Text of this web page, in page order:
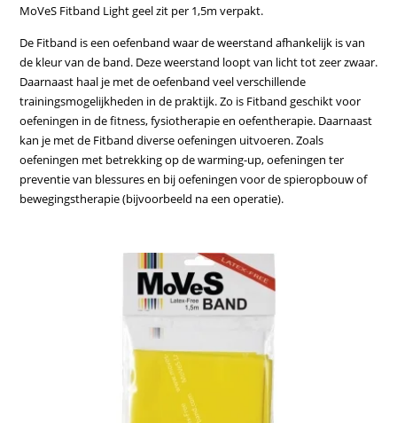
MoVeS Fitband Light geel zit per 1,5m verpakt.
De Fitband is een oefenband waar de weerstand afhankelijk is van
de kleur van de band. Deze weerstand loopt van licht tot zeer zwaar.
Daarnaast haal je met de oefenband veel verschillende
trainingsmogelijkheden in de praktijk. Zo is Fitband geschikt voor
oefeningen in de fitness, fysiotherapie en oefentherapie. Daarnaast
kan je met de Fitband diverse oefeningen uitvoeren. Zoals
oefeningen met betrekking op de warming-up, oefeningen ter
preventie van blessures en bij oefeningen voor de spieropbouw of
bewegingstherapie (bijvoorbeeld na een operatie).